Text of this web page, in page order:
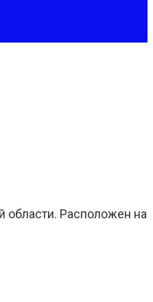
области. Расположен на